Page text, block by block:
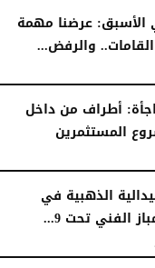
الأسبق: عرضنا مهمة
والرفض...
أطراف من داخل
المستثمرين
الذهبية في
الفني تحت 9...